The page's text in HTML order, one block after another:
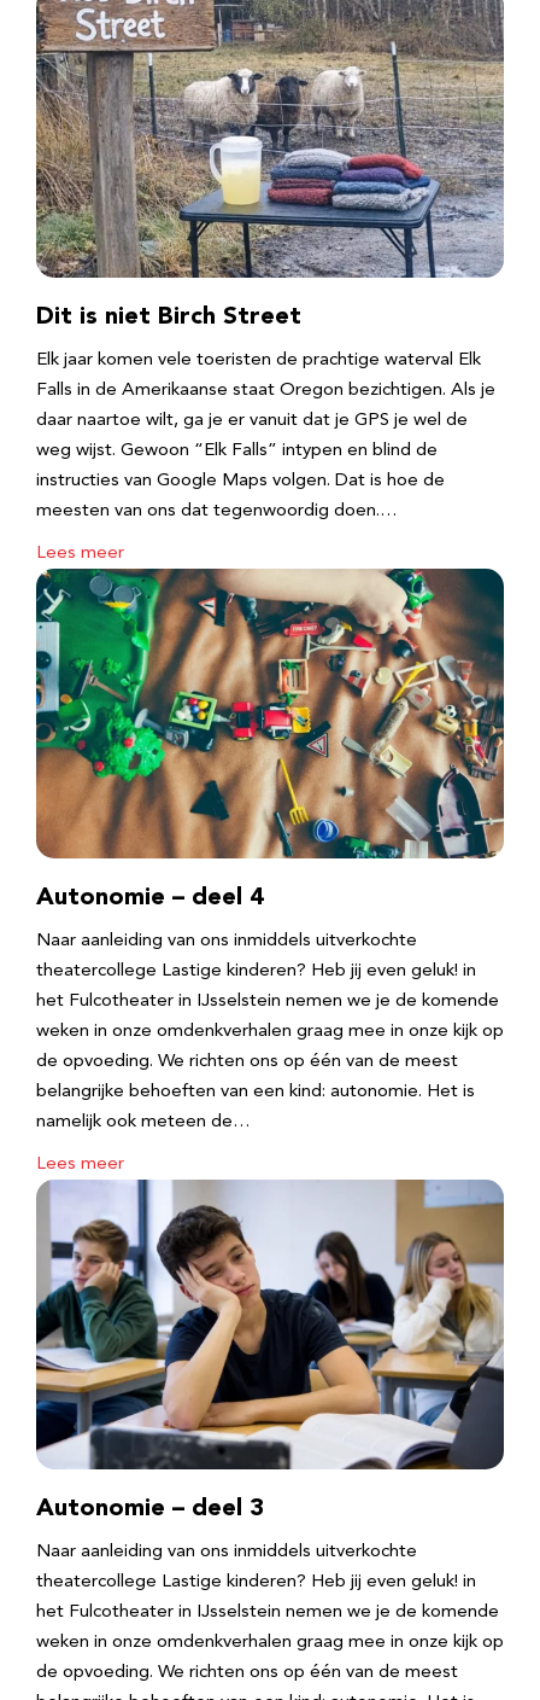
Dit is niet Birch Street
Elk jaar komen vele toeristen de prachtige waterval Elk
Falls in de Amerikaanse staat Oregon bezichtigen. Als je
daar naartoe wilt, ga je er vanuit dat je GPS je wel de
weg wijst. Gewoon “Elk Falls” intypen en blind de
instructies van Google Maps volgen. Dat is hoe de
meesten van ons dat tegenwoordig doen.…
Lees meer
Autonomie – deel 4
Naar aanleiding van ons inmiddels uitverkochte
theatercollege Lastige kinderen? Heb jij even geluk! in
het Fulcotheater in IJsselstein nemen we je de komende
weken in onze omdenkverhalen graag mee in onze kijk op
de opvoeding. We richten ons op één van de meest
belangrijke behoeften van een kind: autonomie. Het is
namelijk ook meteen de…
Lees meer
Autonomie – deel 3
Naar aanleiding van ons inmiddels uitverkochte
theatercollege Lastige kinderen? Heb jij even geluk! in
het Fulcotheater in IJsselstein nemen we je de komende
weken in onze omdenkverhalen graag mee in onze kijk op
de opvoeding. We richten ons op één van de meest